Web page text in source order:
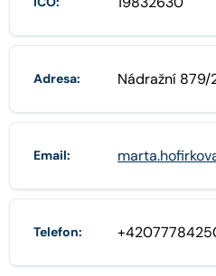
Adresa: Nádražní
Email:
Telefon: